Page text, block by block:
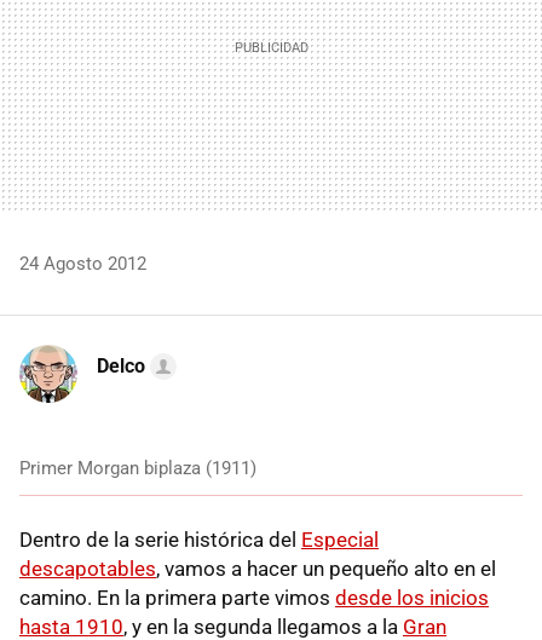
24 Agosto 2012
Delco
Primer Morgan biplaza (1911)
Dentro de la serie histórica del Especial
descapotables, vamos a hacer un pequeño alto en el
camino. En la primera parte vimos desde los inicios
hasta 1910, y en la segunda llegamos a la Gran